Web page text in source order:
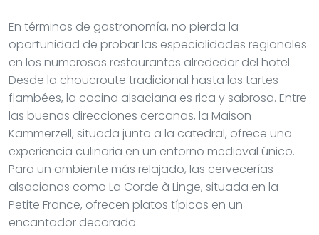
En términos de gastronomía, no pierda la
oportunidad de probar las especialidades regionales
en los numerosos restaurantes alrededor del hotel.
Desde la choucroute tradicional hasta las tartes
flambées, la cocina alsaciana es rica y sabrosa. Entre
las buenas direcciones cercanas, la Maison
Kammerzell, situada junto a la catedral, ofrece una
experiencia culinaria en un entorno medieval único.
Para un ambiente más relajado, las cervecerías
alsacianas como La Corde à Linge, situada en la
Petite France, ofrecen platos típicos en un
encantador decorado.